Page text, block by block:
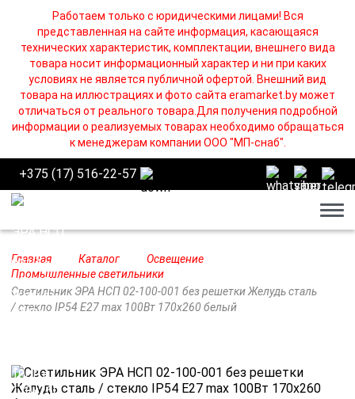
Работаем только с юридическими лицами! Вся
представленная на сайте информация, касающаяся
технических характеристик, комплектации, внешнего вида
товара носит информационный характер и ни при каких
условиях не является публичной офертой. Внешний вид
товара на иллюстрациях и фото сайта eramarket.by может
отличаться от реального товара.Для получения подробной
информации о реализуемых товарах необходимо обращаться
к менеджерам компании ООО "МП-снаб".
+375 (17) 516-22-57
Главная Каталог
Освещение
Промышленные светильники
Светильник ЭРА НСП 02-100-001 без решетки Желудь сталь
/ стекло IP54 E27 max 100Вт 170х260 белый